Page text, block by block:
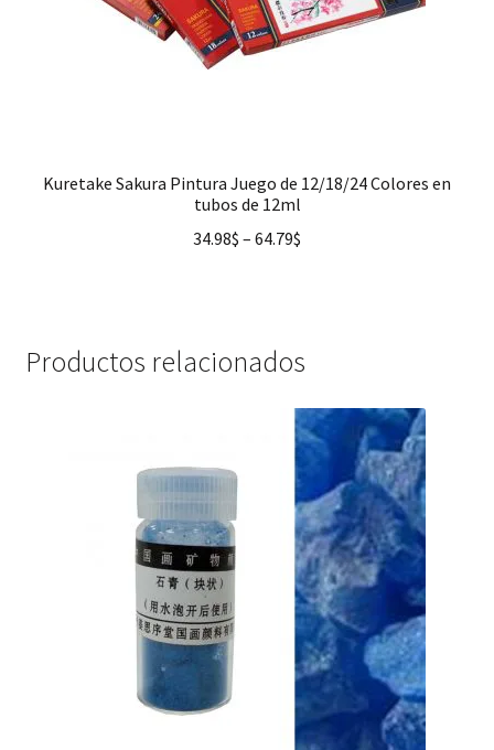
Kuretake Sakura Pintura Juego de 12/18/24 Colores en
tubos de 12ml
34.98$ – 64.79$
Productos relacionados